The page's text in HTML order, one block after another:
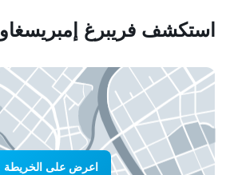
استكشف فريبرغ إمبريسغاو
اعرض على الخريطة